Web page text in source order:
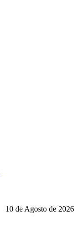
10 de Agosto de 2026